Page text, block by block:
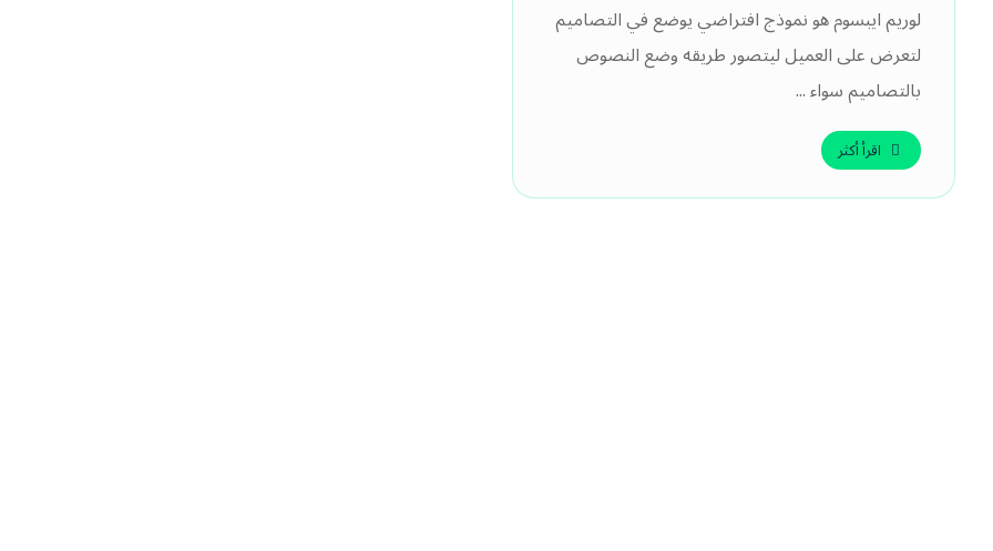
لوريم ايبسوم هو نموذج افتراضي يوضع في التصاميم
لتعرض على العميل ليتصور طريقه وضع النصوص
بالتصاميم سواء ...
اقرأ أكثر